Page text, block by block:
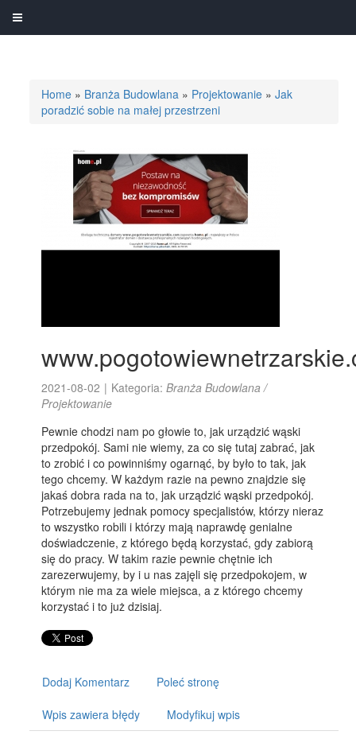
Home » Branża Budowlana » Projektowanie »Jak
poradzić sobie na małej przestrzeni
2021-08-02 | Kategoria:Branża Budowlana /
Projektowanie
Pewnie chodzi nam po głowie to, jak urządzić wąski
przedpokój. Sami nie wiemy, za co się tutaj zabrać, jak
to zrobić i co powinniśmy ogarnąć, by było to tak, jak
tego chcemy. W każdym razie na pewno znajdzie się
jakaś dobra rada na to, jak urządzić wąski przedpokój.
Potrzebujemy jednak pomocy specjalistów, którzy nieraz
to wszystko robili i którzy mają naprawdę genialne
doświadczenie, z którego będą korzystać, gdy zabiorą
się do pracy. W takim razie pewnie chętnie ich
zarezerwujemy, by i u nas zajęli się przedpokojem, w
którym nie ma za wiele miejsca, a z którego chcemy
korzystać i to już dzisiaj.
Dodaj Komentarz Poleć stronę
Wpis zawiera błędy Modyfikuj wpis